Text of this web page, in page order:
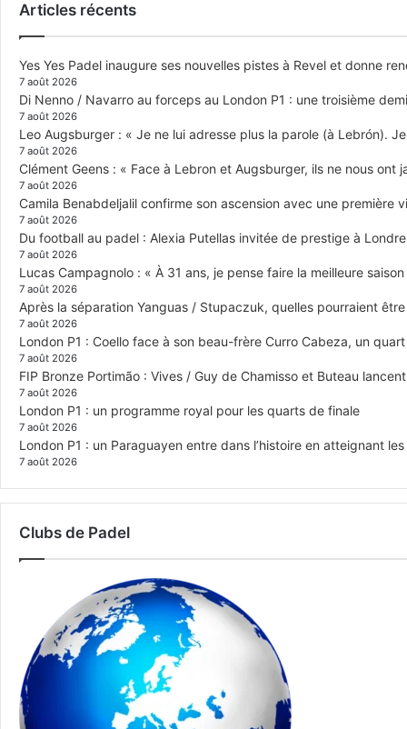
Articles récents
Yes Yes Padel inaugure ses nouvelles pistes à Revel et donne
7 août 2026
Di Nenno / Navarro au forceps au London P1 : une troisième
7 août 2026
Leo Augsburger : « Je ne lui adresse plus la parole (à Lebrón).
7 août 2026
Clément Geens : « Face à Lebron et Augsburger, ils ne nous ont
7 août 2026
Camila Benabdeljalil confirme son ascension avec une première
7 août 2026
Du football au padel : Alexia Putellas invitée de prestige à
7 août 2026
Lucas Campagnolo : « À 31 ans, je pense faire la meilleure
7 août 2026
Après la séparation Yanguas / Stupaczuk, quelles pourraient
7 août 2026
London P1 : Coello face à son beau-frère Curro Cabeza, un
7 août 2026
FIP Bronze Portimão : Vives / Guy de Chamisso et Buteau
7 août 2026
London P1 : un programme royal pour les quarts de finale
7 août 2026
London P1 : un Paraguayen entre dans l’histoire en atteignant
7 août 2026
Clubs de Padel